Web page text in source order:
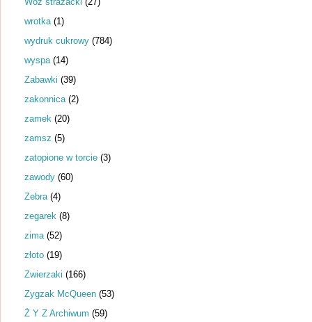
wrotka (1)
wydruk cukrowy (784)
wyspa (14)
Zabawki (39)
zakonnica (2)
zamek (20)
zamsz (5)
zatopione w torcie (3)
zawody (60)
Zebra (4)
zegarek (8)
zima (52)
złoto (19)
Zwierzaki (166)
Zygzak McQueen (53)
Ż Y Z Archiwum (59)